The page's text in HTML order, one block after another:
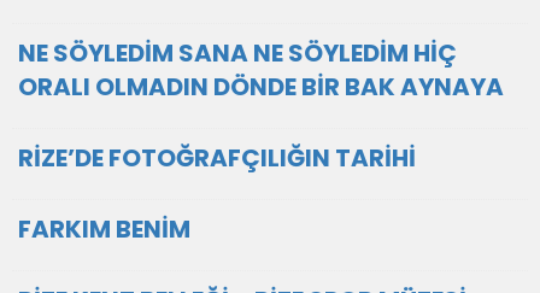
NE SÖYLEDİM SANA NE SÖYLEDİM HİÇ
ORALI OLMADIN DÖNDE BİR BAK AYNAYA
RİZE’DE FOTOĞRAFÇILIĞIN TARİHİ
FARKIM BENİM